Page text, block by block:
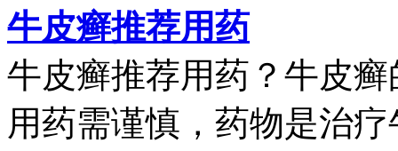
牛皮癣推荐用药
牛皮癣推荐用药？牛皮
用药需谨慎，药物是治